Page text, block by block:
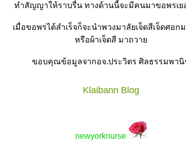
ทำสัญญาให้ราบรื่น ทางด้านนี้จะมีคนมาขอพรเย
เมื่อขอพรได้สำเร็จก็จะนำพวงมาลัยเจ็ดสีเจ็ดศอ
หรือผ้าเจ็ดสี มาถวา
ขอบคุณข้อมูลจากอจ.ประวิตร ศิลธรรมพานิ
Klaibann Blog
newyorknurse